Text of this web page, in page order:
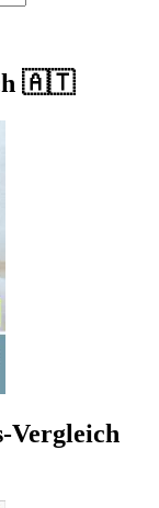
🇦🇹
Vergleich